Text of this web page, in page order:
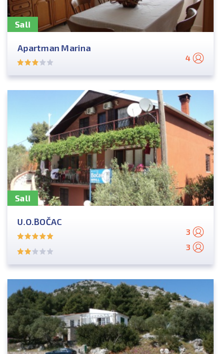
Sali
Apartman Marina
4
Sali
U.O.BOČAC
3
3